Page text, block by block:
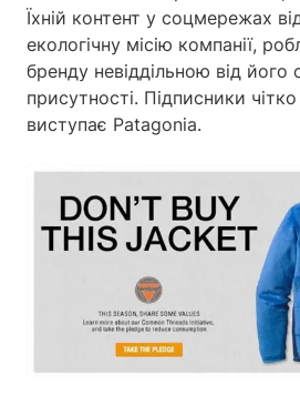
Їхній контент у соцмережах
екологічну місію компанії,
бренду невіддільною від його
присутності. Підписники
виступає Patagonia.